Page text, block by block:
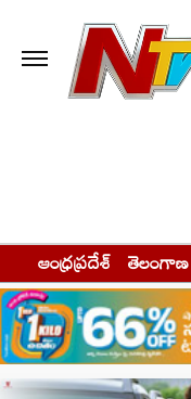
ఆంధ్రప్రదేశ్ తెలంగాణ